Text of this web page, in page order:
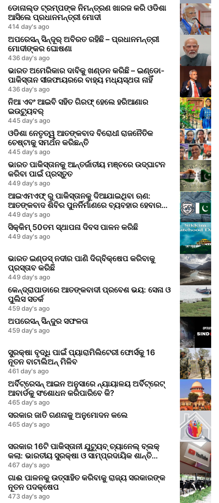
ଡୋନାଲ୍ଡ ଟ୍ରମ୍ପଙ୍କ ନିମନ୍ତ୍ରଣ ଖାରଜ କରି ଓଡିଶା
ଆସିଲେ ପ୍ରଧାନମନ୍ତ୍ରୀ ମୋଦୀ
414 day's ago
ଅପରେସନ୍ ସିନ୍ଦୂର୍ ଅବିରତ ରହିଛି – ପ୍ରଧାନମନ୍ତ୍ରୀ
ମୋଦୀଙ୍କର ଘୋଷଣା
436 day's ago
ଭାରତ ଅମେରିକାର ଦାବିକୁ ଖଣ୍ଡନ କରିଛି – ଇଣ୍ଡୋ-
ପାକିସ୍ତାନ ସୀଜଫାୟରରେ ବାହ୍ୟ ମଧ୍ୟସ୍ଥତା ନାହିଁ
436 day's ago
ନିଆ ଏବଂ ଆଇବି ସହିତ ଗିରଫ୍ ହେଲେ ହରିଆଣାର
ଇଉଟ୍ୟୁବର୍
445 day's ago
ଓଡିଶା ନେତୃତ୍ୱ ଆତଙ୍କବାଦ ବିରୋଧୀ ରାଜନୈତିକ
ଚେଷ୍ଟାକୁ ସମର୍ଥନ କରିଛନ୍ତି
445 day's ago
ଭାରତ ପାକିସ୍ତାନକୁ ଆନ୍ତର୍ଜାତୀୟ ମଞ୍ଚରେ ଉଦ୍‌ଘାଟନ
କରିବା ପାଇଁ ପ୍ରସ୍ତୁତ
449 day's ago
ଆଇଏମଏଫ୍ ରୁ ପାକିସ୍ତାନକୁ ଦିଆଯାଇଥିବା ଋଣ:
ଆତଙ୍କବାଦ ଶିବିର ପୁନର୍ନିର୍ମାଣରେ ବ୍ୟବହାର ହେବାର
ଆଶଙ୍କା
449 day's ago
ସିକ୍କିମ୍ 50ତମ ସ୍ଥାପନା ଦିବସ ପାଳନ କରିଛି
449 day's ago
ଭାରତ ଇଣ୍ଡସ୍ ନଦୀର ପାଣି ଦିଗ୍ବିକ୍ଷେପ କରିବାକୁ
ପ୍ରସ୍ତାବ କରିଛି
449 day's ago
କେନ୍ଦ୍ରାପାଡାରେ ଆତଙ୍କବାଦୀ ପ୍ରବେଶ ଭୟ: ସେନା ଓ
ପୁଲିସ ସତର୍କ
459 day's ago
ଅପରେସନ୍ ସିନ୍ଦୁର ସଫଳତା
459 day's ago
ସୁରକ୍ଷା ବୃଦ୍ଧି ପାଇଁ ପ୍ୟାରାମିଲିଟେରୀ ଫୋର୍ସକୁ 16
ନୂତନ ବାଟାଲିଅନ୍ ମିଳିବ
461 day's ago
ଅର୍ବିଟ୍ରେସନ୍ ଆଇନ ଅନୁସାରେ ନ୍ୟାୟାଳୟ ଅର୍ବିଟ୍ରେଟ୍
ଆବାର୍ଡକୁ ସଂଶୋଧନ କରିପାରିବେ କି?
465 day's ago
ସରକାର ଜାତି ଗଣନାକୁ ଅନୁମୋଦନ କଲେ
465 day's ago
ସରକାର 16ଟି ପାକିସ୍ତାନୀ ଯୁଟ୍ୟୁବ୍ ଚ୍ୟାନେଲ୍ ବ୍ଲକ୍
କଲା: ଭାରତୀୟ ସୁରକ୍ଷା ଓ ସାମ୍ପ୍ରଦାୟିକ ଶାନ୍ତି
ଉପରେ ଭ୍ରମ ତଥ୍ୟ ପ୍ରଚାର
467 day's ago
ଗାଈ ପାଳନକୁ ଉତ୍ସାହିତ କରିବାକୁ ରାଜ୍ୟ ସରକାରଙ୍କ
ନୂତନ ପଦକ୍ଷେପ
473 day's ago